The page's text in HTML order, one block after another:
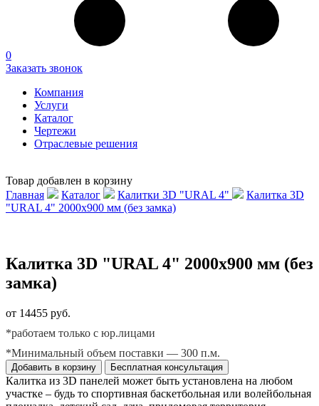
0
Заказать звонок
Компания
Услуги
Каталог
Чертежи
Отраслевые решения
Товар добавлен в корзину
Главная
Каталог Калитки 3D "URAL 4"
Калитка 3D
"URAL 4" 2000х900 мм (без замка)
Калитка 3D "URAL 4" 2000х900 мм (без
замка)
от 14455 руб.
*работаем только с юр.лицами
*Минимальный объем поставки — 300 п.м.
Добавить в корзину Бесплатная консультация
Калитка из 3D панелей может быть установлена на любом
участке – будь то спортивная баскетбольная или волейбольная